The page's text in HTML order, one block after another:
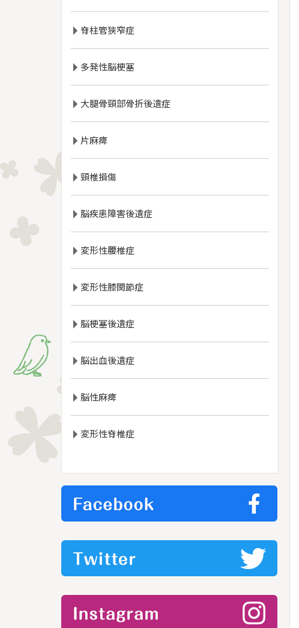
脊柱管狭窄症
多発性脳梗塞
大腿骨頸部骨折後遺症
片麻痺
頸椎損傷
脳疾患障害後遺症
変形性腰椎症
変形性膝関節症
脳梗塞後遺症
脳出血後遺症
脳性麻痺
変形性脊椎症